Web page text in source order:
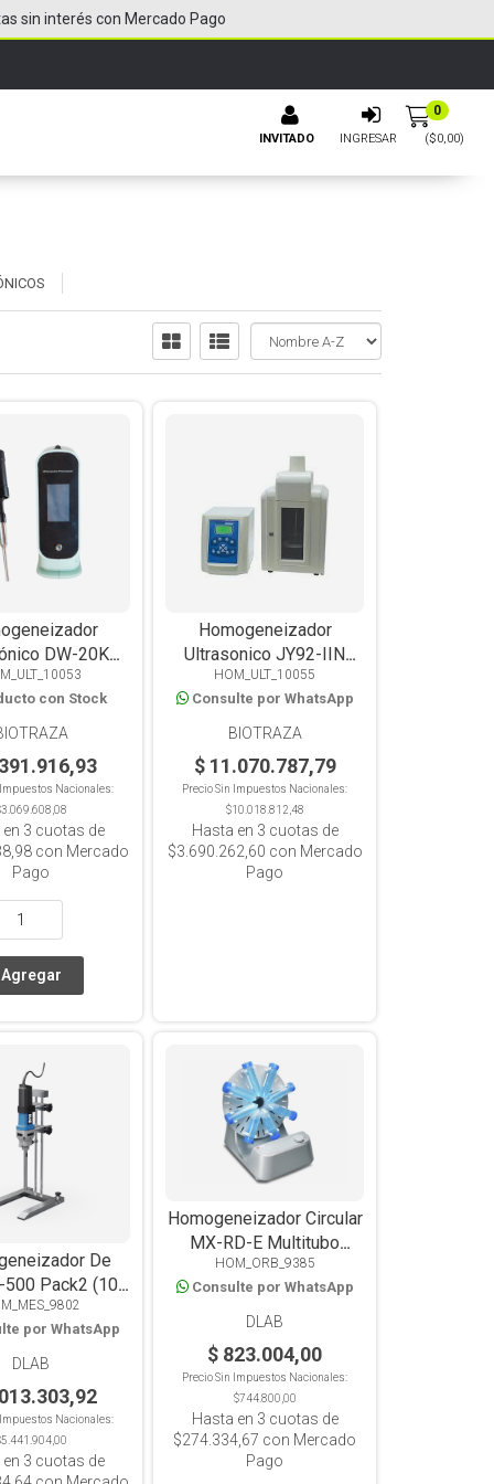
INVITADO INGRESAR
0
($0,00)
sin interés con Mercado Pago
DW-20K
extractor
táctil,
300ml.
con Stock
Nacionales:
3 cuotas de
con Mercado
Pago
Homogeneizador
Ultrasonico JY92-IIN
disrruptor extractor
digital, hasta 500 ml
HOM_ULT_10055
Consulte por WhatsApp
BIOTRAZA
$ 11.070.787,79
Precio Sin Impuestos Nacionales:
$10.018.812,48
Hasta en 3 cuotas de
$3.690.262,60 con Mercado
Pago
De
Pack2 (10-
5000ml)
por WhatsApp
DLAB
Nacionales:
3 cuotas de
Homogeneizador Circular
MX-RD-E Multitubo
Analógico, 0-80 rpm
HOM_ORB_9385
Consulte por WhatsApp
DLAB
$ 823.004,00
Precio Sin Impuestos Nacionales:
$744.800,00
Hasta en 3 cuotas de
$274.334,67 con Mercado
Pago